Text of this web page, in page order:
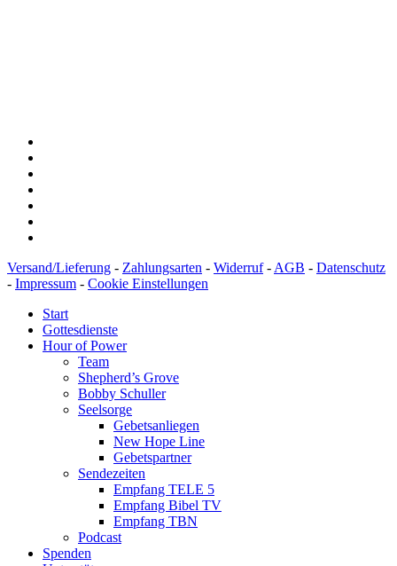
Versand/Lieferung - Zahlungsarten - Widerruf- AGB - Datenschutz
- Impressum - Cookie Einstellungen
Start
Gottesdienste
Hour of Power
Team
Shepherd’s Grove
Bobby Schuller
Seelsorge
Gebetsanliegen
New Hope Line
Gebetspartner
Sendezeiten
Empfang TELE 5
Empfang Bibel TV
Empfang TBN
Podcast
Spenden